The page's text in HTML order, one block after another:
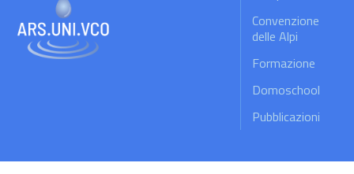
Convenzione
delle Alpi
Formazione
Domoschool
Pubblicazioni